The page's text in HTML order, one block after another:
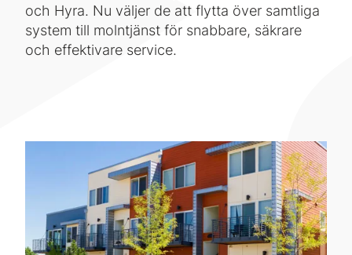
och Hyra. Nu väljer de att flytta över samtliga
system till molntjänst för snabbare, säkrare
och effektivare service.